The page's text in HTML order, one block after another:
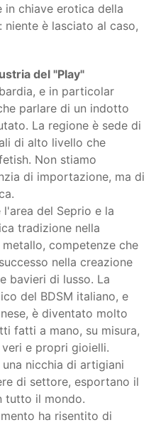
in chiave erotica della
è lasciato al caso,
del "Play"
e in particolar
parlare di un indotto
La regione è sede di
di alto livello che
Non stiamo
di importazione, ma di
del Seprio e la
tradizione nella
competenze che
nella creazione
bavieri di lusso. La
del BDSM italiano, e
è diventato molto
fatti a mano, su misura,
e propri gioielli.
nicchia di artigiani
di settore, esportano il
tutto il mondo.
ha risentito di